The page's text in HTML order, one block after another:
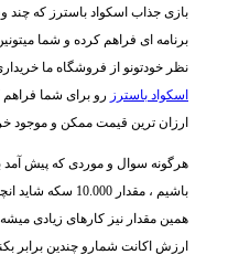
بازی جذاب اسکواد باسترز که چند
برنامه ای فراهم کرده و شما
نظر خودتونو از فروشگاه ما
اسکواد باسترز رو برای شما فراهم
ارزان ترین قیمت ممکن و موجود
هرگونه سوال و موردی که پیش آمد
باشیم ، مقدار
همین مقدار نیز کارهای زیادی
ارزش اکانت شمارو چندین برابر